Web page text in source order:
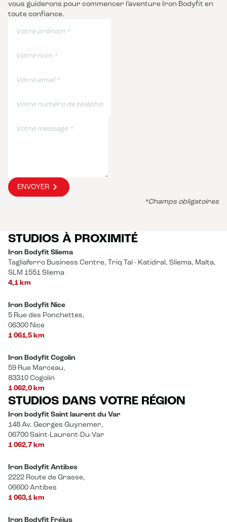
vous guiderons pour commencer l’aventure Iron Bodyfit en
toute confiance.
ENVOYER
*Champs obligatoires
STUDIOS À PROXIMITÉ
Iron Bodyfit Sliema
Tagliaferro Business Centre, Triq Tal - Katidral, Sliema, Malta,
SLM 1551 Sliema
4,1 km
Iron Bodyfit Nice
5 Rue des Ponchettes,
06300 Nice
1 061,5 km
Iron Bodyfit Cogolin
59 Rue Marceau,
83310 Cogolin
1 062,0 km
STUDIOS DANS VOTRE RÉGION
Iron bodyfit Saint laurent du Var
148 Av. Georges Guynemer,
06700 Saint-Laurent-Du-Var
1 062,7 km
Iron Bodyfit Antibes
2222 Route de Grasse,
06600 Antibes
1 063,1 km
Iron Bodyfit Fréjus